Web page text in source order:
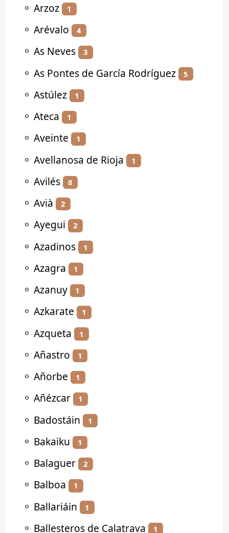
⚬ Arzoz 1
⚬ Arévalo 4
⚬ As Neves 3
⚬ As Pontes de García Rodríguez 5
⚬ Astúlez 1
⚬ Ateca 1
⚬ Aveinte 1
⚬ Avellanosa de Rioja 1
⚬ Avilés 8
⚬ Avià 2
⚬ Ayegui 2
⚬ Azadinos 1
⚬ Azagra 1
⚬ Azanuy 1
⚬ Azkarate 1
⚬ Azqueta 1
⚬ Añastro 1
⚬ Añorbe 1
⚬ Añézcar 1
⚬ Badostáin 1
⚬ Bakaiku 1
⚬ Balaguer 2
⚬ Balboa 1
⚬ Ballariáin 1
⚬ Ballesteros de Calatrava 1